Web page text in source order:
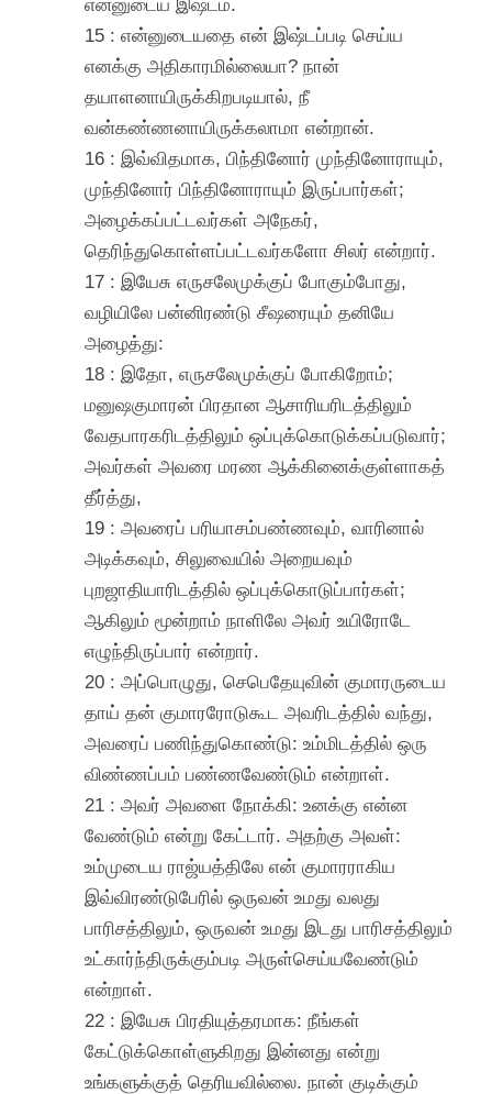
15 : என்னுடையதை என் இஷ்டப்படி செய்ய
எனக்கு அதிகாரமில்லையா? நான்
தயாளனாயிருக்கிறபடியால், நீ
வன்கண்ணனாயிருக்கலாமா என்றான்.
16 : இவ்விதமாக, பிந்தினோர் முந்தினோராயும்,
முந்தினோர் பிந்தினோராயும் இருப்பார்கள்;
அழைக்கப்பட்டவர்கள் அநேகர்,
தெரிந்துகொள்ளப்பட்டவர்களோ சிலர் என்றார்.
17 : இயேசு எருசலேமுக்குப் போகும்போது,
வழியிலே பன்னிரண்டு சீஷரையும் தனியே
அழைத்து:
18 : இதோ, எருசலேமுக்குப் போகிறோம்;
மனுஷகுமாரன் பிரதான ஆசாரியரிடத்திலும்
வேதபாரகரிடத்திலும் ஒப்புக்கொடுக்கப்படுவார்;
அவர்கள் அவரை மரண ஆக்கினைக்குள்ளாகத்
தீர்த்து,
19 : அவரைப் பரியாசம்பண்ணவும், வாரினால்
அடிக்கவும், சிலுவையில் அறையவும்
புறஜாதியாரிடத்தில் ஒப்புக்கொடுப்பார்கள்;
ஆகிலும் மூன்றாம் நாளிலே அவர் உயிரோடே
எழுந்திருப்பார் என்றார்.
20 : அப்பொழுது, செபெதேயுவின் குமாரருடைய
தாய் தன் குமாரரோடுகூட அவரிடத்தில் வந்து,
அவரைப் பணிந்துகொண்டு: உம்மிடத்தில் ஒரு
விண்ணப்பம் பண்ணவேண்டும் என்றாள்.
21 : அவர் அவளை நோக்கி: உனக்கு என்ன
வேண்டும் என்று கேட்டார். அதற்கு அவள்:
உம்முடைய ராஜ்யத்திலே என் குமாரராகிய
இவ்விரண்டுபேரில் ஒருவன் உமது வலது
பாரிசத்திலும், ஒருவன் உமது இடது பாரிசத்திலும்
உட்கார்ந்திருக்கும்படி அருள்செய்யவேண்டும்
என்றாள்.
22 : இயேசு பிரதியுத்தரமாக: நீங்கள்
கேட்டுக்கொள்ளுகிறது இன்னது என்று
உங்களுக்குத் தெரியவில்லை. நான் குடிக்கும்